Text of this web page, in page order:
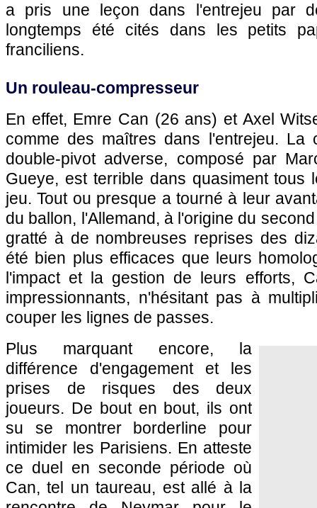
a pris une leçon dans l'entrejeu par
longtemps été cités dans les petits
franciliens.
Un rouleau-compresseur
En effet, Emre Can (26 ans) et Axel
comme des maîtres dans l'entrejeu. La
double-pivot adverse, composé par
Gueye, est terrible dans quasiment tous
jeu. Tout ou presque a tourné à leur
du ballon, l'Allemand, à l'origine du
gratté à de nombreuses reprises des
été bien plus efficaces que leurs
l'impact et la gestion de leurs efforts,
impressionnants, n'hésitant pas à
couper les lignes de passes.
Plus marquant encore, la
différence d'engagement et les
prises de risques des deux
joueurs. De bout en bout, ils ont
su se montrer borderline pour
intimider les Parisiens. En atteste
ce duel en seconde période où
Can, tel un taureau, est allé à la